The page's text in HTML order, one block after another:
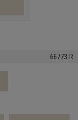
66773-R